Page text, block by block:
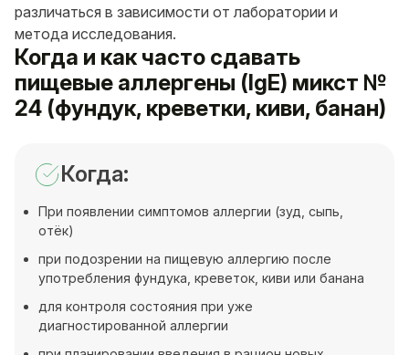
различаться в зависимости от лаборатории и
метода исследования.
Когда и как часто сдавать
пищевые аллергены (IgE) микст №
24 (фундук, креветки, киви, банан)
Когда:
При появлении симптомов аллергии (зуд, сыпь,
отёк)
при подозрении на пищевую аллергию после
употребления фундука, креветок, киви или банана
для контроля состояния при уже
диагностированной аллергии